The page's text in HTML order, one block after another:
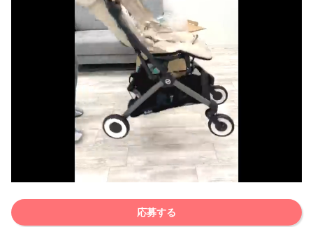
応募する